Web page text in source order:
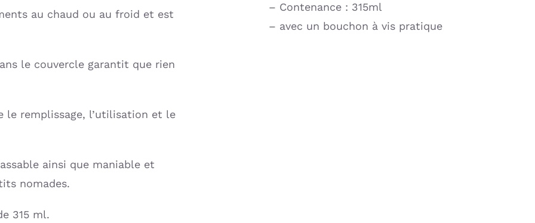
au chaud ou au froid et est
le couvercle garantit que rien
le remplissage, l’utilisation et le
ainsi que maniable et
nomades.
315 ml.
– Contenance : 315ml
– avec un bouchon à vis pratique